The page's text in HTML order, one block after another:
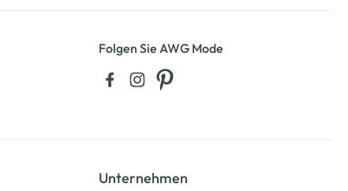
Folgen Sie AWG Mode
Unternehmen